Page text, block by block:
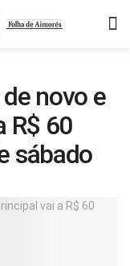
novo e
R$ 60
sábado